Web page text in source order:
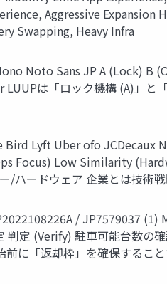
Aggressive
Swapping, Heavy Infra
Noto Sans JP A (Lock) B
は「ロック機構 (A)」と
Lyft Uber ofo JCDecaux
Focus) Low Similarity
ードウェア 企業とは技術戦
/ JP7579037 (1)
定 (Verify) 駐車可能台数の
に「返却枠」を確保するこ